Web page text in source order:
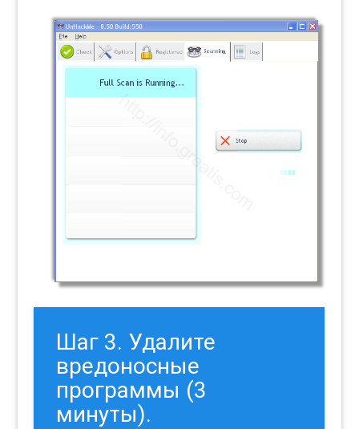
Шаг 3. Удалите
вредоносные
программы (3
минуты).